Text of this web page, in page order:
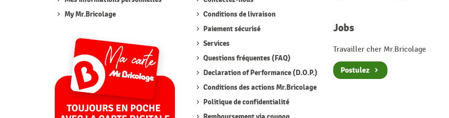
My Mr.Bricolage
Conditions de livraison
Paiement sécurisé
Services
Questions fréquentes (FAQ)
Declaration of Performance (D.O.P.)
Conditions des actions Mr.Bricolage
Politique de confidentialité
Jobs
Travailler cher Mr.Bricolage
Postulez